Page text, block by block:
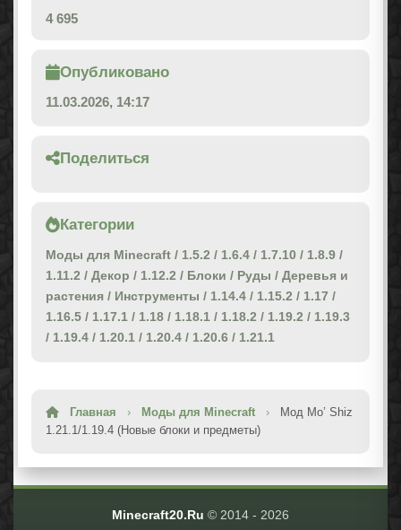
4 695
Опубликовано
11.03.2026, 14:17
Поделиться
Категории
Моды для Minecraft / 1.5.2 / 1.6.4 / 1.7.10 / 1.8.9 /
1.11.2 / Декор / 1.12.2 / Блоки / Руды / Деревья и
растения / Инструменты / 1.14.4 / 1.15.2 / 1.17 /
1.16.5 / 1.17.1 / 1.18 / 1.18.1 / 1.18.2 / 1.19.2 / 1.19.3
/ 1.19.4 / 1.20.1 / 1.20.4 / 1.20.6 / 1.21.1
Главная › Моды для Minecraft ›
Мод Mo’ Shiz
1.21.1/1.19.4 (Новые блоки и предметы)
Minecraft20.Ru © 2014 - 2026